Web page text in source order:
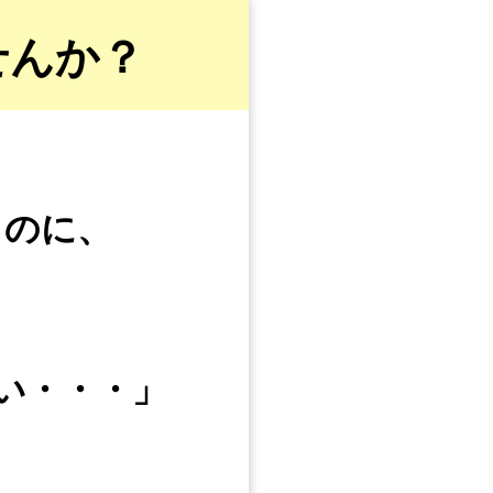
か？
に、
・・・」